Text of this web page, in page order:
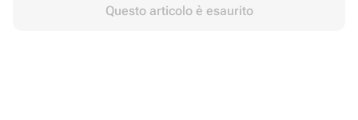
Questo articolo è esaurito